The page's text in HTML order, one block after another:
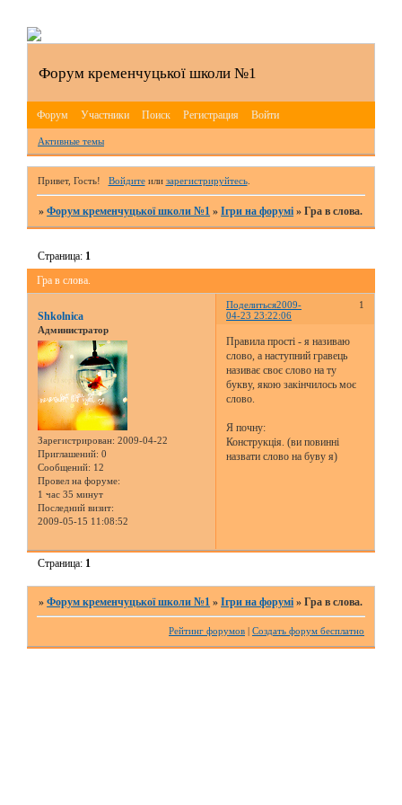
Форум кременчуцької школи №1
Форум Участники Поиск Регистрация Войти
Активные темы
Привет, Гость! Войдитеили зарегистрируйтесь.
»Форум кременчуцької школи №1 »Ігри на форумі »Гра в слова.
Гра в слова.
Страница: 1
Поделиться 1
2009-
04-23 23:22:06
Shkolnica
Администратор
Зарегистрирован: 2009-04-22
Приглашений: 0
Сообщений: 12
Провел на форуме:
1 час 35 минут
Последний визит:
2009-05-15 11:08:52
Правила прості - я називаю
слово, а наступний гравець
називає своє слово на ту
букву, якою закінчилось моє
слово.
Я почну:
Конструкція. (ви повинні
назвати слово на буву я)
Страница: 1
»Форум кременчуцької школи №1 »Ігри на форумі »Гра в слова.
Рейтинг форумов Создать форум бесплатно